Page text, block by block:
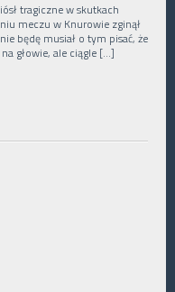
tragiczne w skutkach
meczu w Knurowie zginął
będę musiał o tym pisać, że
głowie, ale ciągle […]